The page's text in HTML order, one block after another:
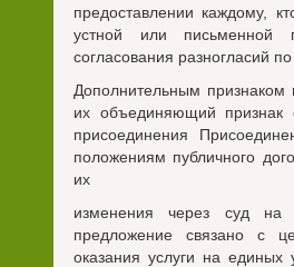
предоставлении каждому,
устной или
согласования разногласий
Дополнительным признаком
их объединяющий признак
присоединения
положениям публичного
их
изменения через суд на
предложение связано с
оказания услуги на